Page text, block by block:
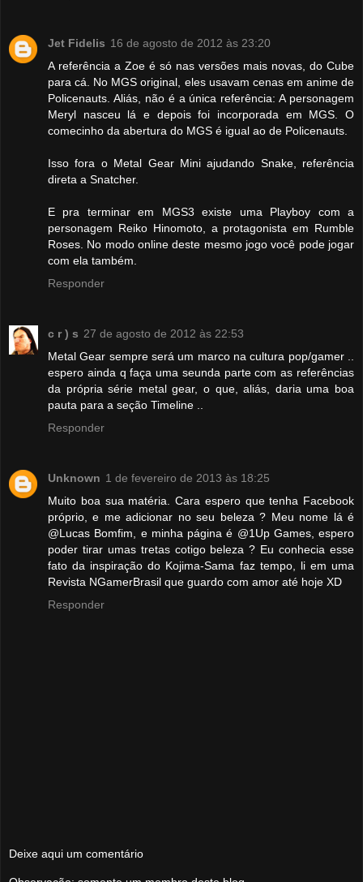
Jet Fidelis 16 de agosto de 2012 às 23:20
A referência a Zoe é só nas versões mais novas, do Cube
para cá. No MGS original, eles usavam cenas em anime de
Policenauts. Aliás, não é a única referência: A personagem
Meryl nasceu lá e depois foi incorporada em MGS. O
comecinho da abertura do MGS é igual ao de Policenauts.
Isso fora o Metal Gear Mini ajudando Snake, referência
direta a Snatcher.
E pra terminar em MGS3 existe uma Playboy com a
personagem Reiko Hinomoto, a protagonista em Rumble
Roses. No modo online deste mesmo jogo você pode jogar
com ela também.
Responder
c r ) s 27 de agosto de 2012 às 22:53
Metal Gear sempre será um marco na cultura pop/gamer ..
espero ainda q faça uma seunda parte com as referências
da própria série metal gear, o que, aliás, daria uma boa
pauta para a seção Timeline ..
Responder
Unknown 1 de fevereiro de 2013 às 18:25
Muito boa sua matéria. Cara espero que tenha Facebook
próprio, e me adicionar no seu beleza ? Meu nome lá é
@Lucas Bomfim, e minha página é @1Up Games, espero
poder tirar umas tretas cotigo beleza ? Eu conhecia esse
fato da inspiração do Kojima-Sama faz tempo, li em uma
Revista NGamerBrasil que guardo com amor até hoje XD
Responder
Deixe aqui um comentário